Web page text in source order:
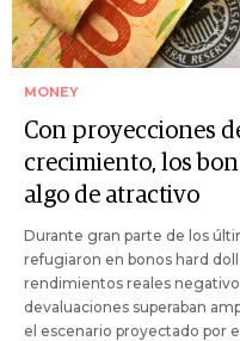
MONEY
Con proyecciones
crecimiento, los
algo de atractivo
Durante gran parte de los
refugiaron en bonos hard
rendimientos reales
devaluaciones superaban
el escenario proyectado por